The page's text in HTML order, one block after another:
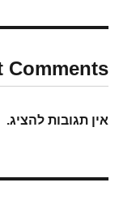
Comments
אין תגובות להציג.